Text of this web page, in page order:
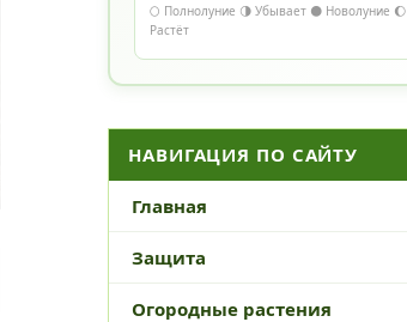
🌕 Полнолуние 🌗 Убывает 🌑 Новолуние 🌔
Растёт
НАВИГАЦИЯ ПО САЙТУ
Главная
Защита
Огородные растения